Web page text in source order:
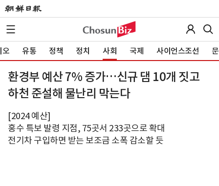
오 유통 정책 정치 사회 국제 사이언스조선
환경부 예산 7% 증가…신규 댐 10개 짓고
하천 준설해 물난리 막는다
[2024 예산]
홍수 특보 발령 지점, 75곳서 233곳으로 확대
전기차 구입하면 받는 보조금 소폭 감소할 듯